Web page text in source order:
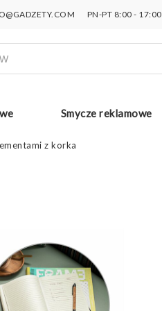
PN-PT 8:00 - 17:00
Smycze reklamowe
z korka